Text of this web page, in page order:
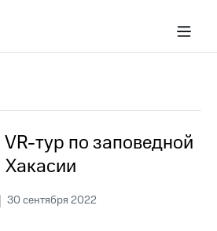
тур по заповедной
Хакасии
30 сентября 2022